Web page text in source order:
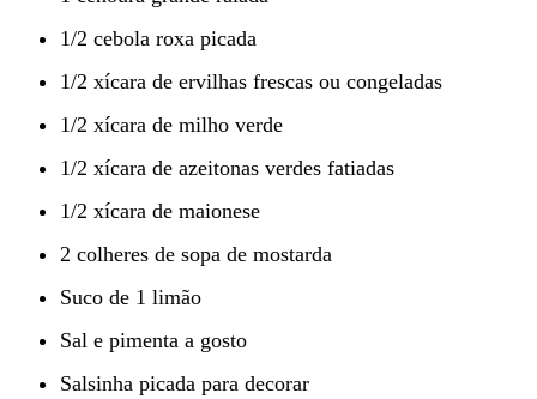
1/2 cebola roxa picada
1/2 xícara de ervilhas frescas ou congeladas
1/2 xícara de milho verde
1/2 xícara de azeitonas verdes fatiadas
1/2 xícara de maionese
2 colheres de sopa de mostarda
Suco de 1 limão
Sal e pimenta a gosto
Salsinha picada para decorar